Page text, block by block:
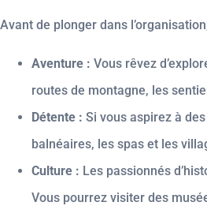
Avant de plonger dans
Aventure : Vous rêvez
routes de montagne, les
Détente : Si vous aspirez à
balnéaires, les spas et les
Culture : Les passionnés
Vous pourrez visiter des